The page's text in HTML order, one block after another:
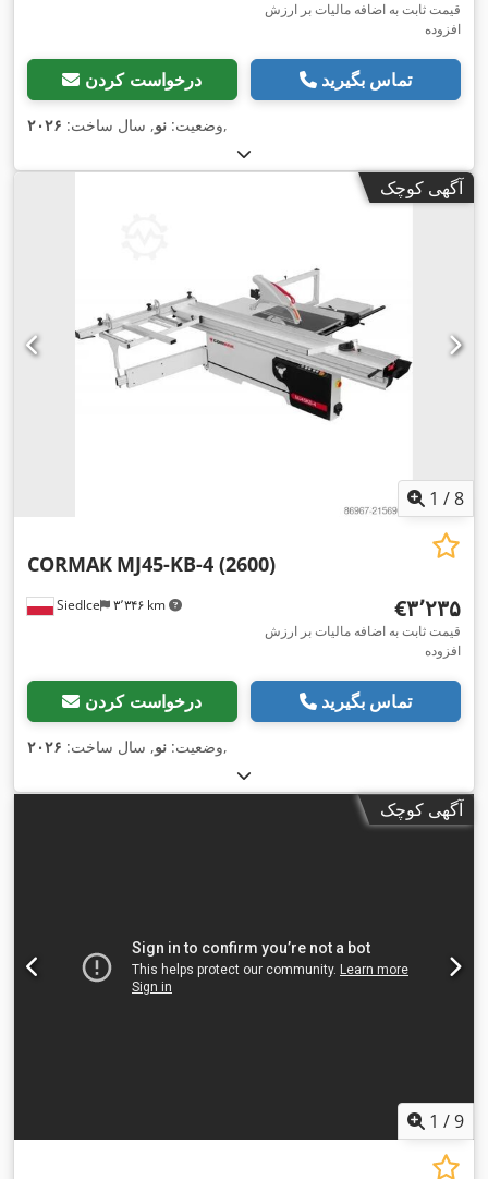
قیمت ثابت به اضافه مالیات بر ارزش
افزوده
درخواست کردن تماس بگیرید
وضعیت: نو, سال ساخت: ۲۰۲۶ ,
آگهی کوچک
1 /8
Siedlce ۳٬۳۴۶ km
CORMAK MJ45-KB-4 (2600)
‎€۳٬۲۳۵
قیمت ثابت به اضافه مالیات بر ارزش
افزوده
درخواست کردن تماس بگیرید
وضعیت: نو, سال ساخت: ۲۰۲۶ ,
آگهی کوچک
1 /9